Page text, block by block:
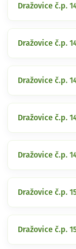
Dražovice č.p.
Dražovice č.p.
Dražovice č.p.
Dražovice č.p.
Dražovice č.p.
Dražovice č.p.
Dražovice č.p.